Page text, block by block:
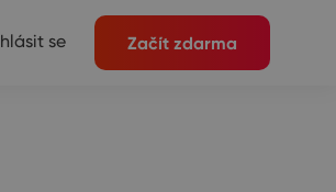
se Začít zdarma